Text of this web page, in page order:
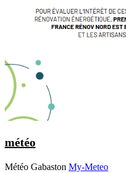
météo
Météo Gabaston My-Meteo